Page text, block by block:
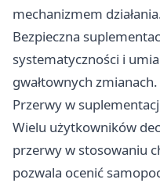
mechanizmem
Bezpieczna
systematyczności i
gwałtownych zmianach.
Przerwy w
Wielu użytkowników
przerwy w stosowaniu
pozwala ocenić